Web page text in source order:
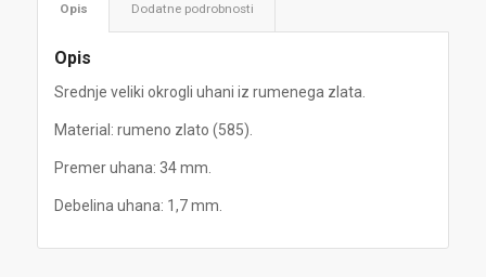
Opis Dodatne podrobnosti
Opis
Srednje veliki okrogli uhani iz rumenega zlata.
Material: rumeno zlato (585).
Premer uhana: 34 mm.
Debelina uhana: 1,7 mm.